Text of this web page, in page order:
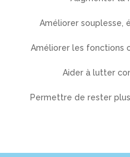
Améliorer souplesse,
Améliorer les fonctions
Aider à lutter
Permettre de rester